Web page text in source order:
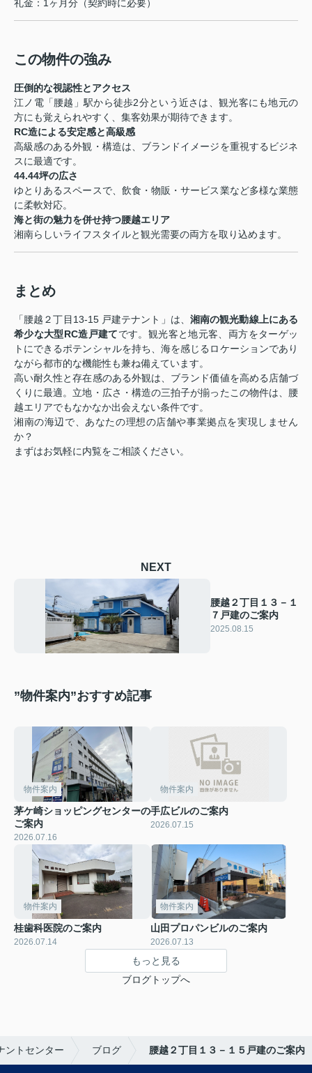
礼金：1ヶ月分（契約時に必要）
この物件の強み
圧倒的な視認性とアクセス
江ノ電「腰越」駅から徒歩2分という近さは、観光客にも地元の
方にも覚えられやすく、集客効果が期待できます。
RC造による安定感と高級感
高級感のある外観・構造は、ブランドイメージを重視するビジネ
スに最適です。
44.44坪の広さ
ゆとりあるスペースで、飲食・物販・サービス業など多様な業態
に柔軟対応。
海と街の魅力を併せ持つ腰越エリア
湘南らしいライフスタイルと観光需要の両方を取り込めます。
まとめ
「腰越２丁目13-15 戸建テナント」は、 湘南の観光動線上にある
希少な大型RC造戸建てです。観光客と地元客、両方をターゲッ
トにできるポテンシャルを持ち、海を感じるロケーションであり
ながら都市的な機能性も兼ね備えています。
高い耐久性と存在感のある外観は、ブランド価値を高める店舗づ
くりに最適。立地・広さ・構造の三拍子が揃ったこの物件は、腰
越エリアでもなかなか出会えない条件です。
湘南の海辺で、あなたの理想の店舗や事業拠点を実現しません
か？
まずはお気軽に内覧をご相談ください。
NEXT
腰越２丁目１３－１
７戸建のご案内
2025.08.15
”物件案内”おすすめ記事
物件案内
茅ケ崎ショッピングセンターの
ご案内
2026.07.16
物件案内
手広ビルのご案内
2026.07.15
物件案内
桂歯科医院のご案内
2026.07.14
物件案内
山田プロパンビルのご案内
2026.07.13
もっと見る
ブログトップへ
ントセンター ブログ 腰越２丁目１３－１５戸建のご案内